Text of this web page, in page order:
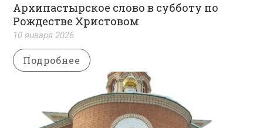
Архипастырское слово в субботу по
Рождестве Христовом
10 января 2026
Подробнее